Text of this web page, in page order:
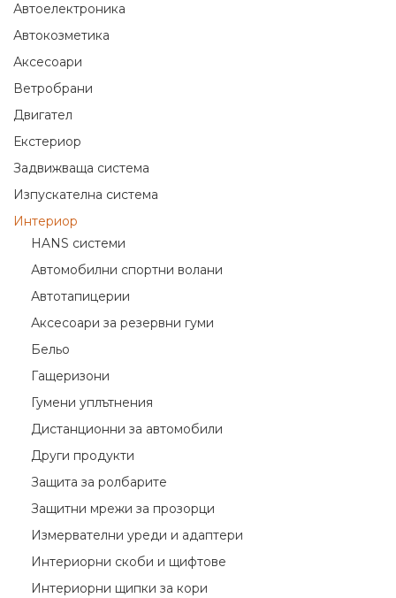
Автоелектроника
Автокозметика
Аксесоари
Ветробрани
Двигател
Екстериор
Задвижваща система
Изпускателна система
Интериор
HANS системи
Автомобилни спортни волани
Автотапицерии
Аксесоари за резервни гуми
Бельо
Гащеризони
Гумени уплътнения
Дистанционни за автомобили
Други продукти
Защита за ролбарите
Защитни мрежи за прозорци
Измервателни уреди и адаптери
Интериорни скоби и щифтове
Интериорни щипки за кори